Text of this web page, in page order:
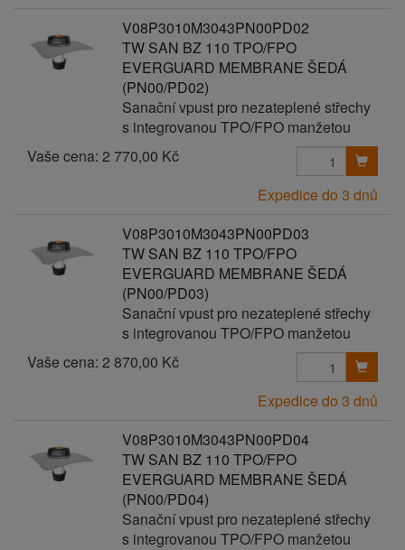
V08P3010M3043PN00PD02
TW SAN BZ 110 TPO/FPO
EVERGUARD MEMBRANE ŠEDÁ
(PN00/PD02)
Sanační vpust pro nezateplené střechy
s integrovanou TPO/FPO manžetou
Vaše cena: 2 770,00 Kč
Expedice do 3 dnů
V08P3010M3043PN00PD03
TW SAN BZ 110 TPO/FPO
EVERGUARD MEMBRANE ŠEDÁ
(PN00/PD03)
Sanační vpust pro nezateplené střechy
s integrovanou TPO/FPO manžetou
Vaše cena: 2 870,00 Kč
Expedice do 3 dnů
V08P3010M3043PN00PD04
TW SAN BZ 110 TPO/FPO
EVERGUARD MEMBRANE ŠEDÁ
(PN00/PD04)
Sanační vpust pro nezateplené střechy
s integrovanou TPO/FPO manžetou